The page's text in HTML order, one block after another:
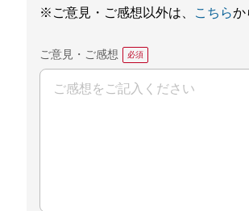
※ご意見・ご感想以外は、
こちらか
ご意見・ご感想